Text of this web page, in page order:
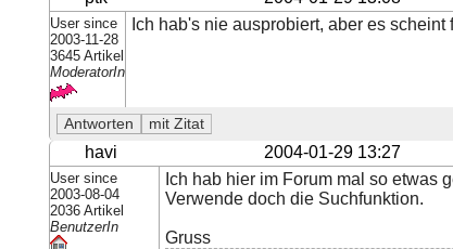
User since
2003-11-28
3645 Artikel
ModeratorIn
Ich hab's nie ausprobiert, aber es
havi 2004-01-29 13:27
User since
2003-08-04
2036 Artikel
BenutzerIn
Ich hab hier im Forum mal so etwas
Verwende doch die Suchfunktion.
Gruss